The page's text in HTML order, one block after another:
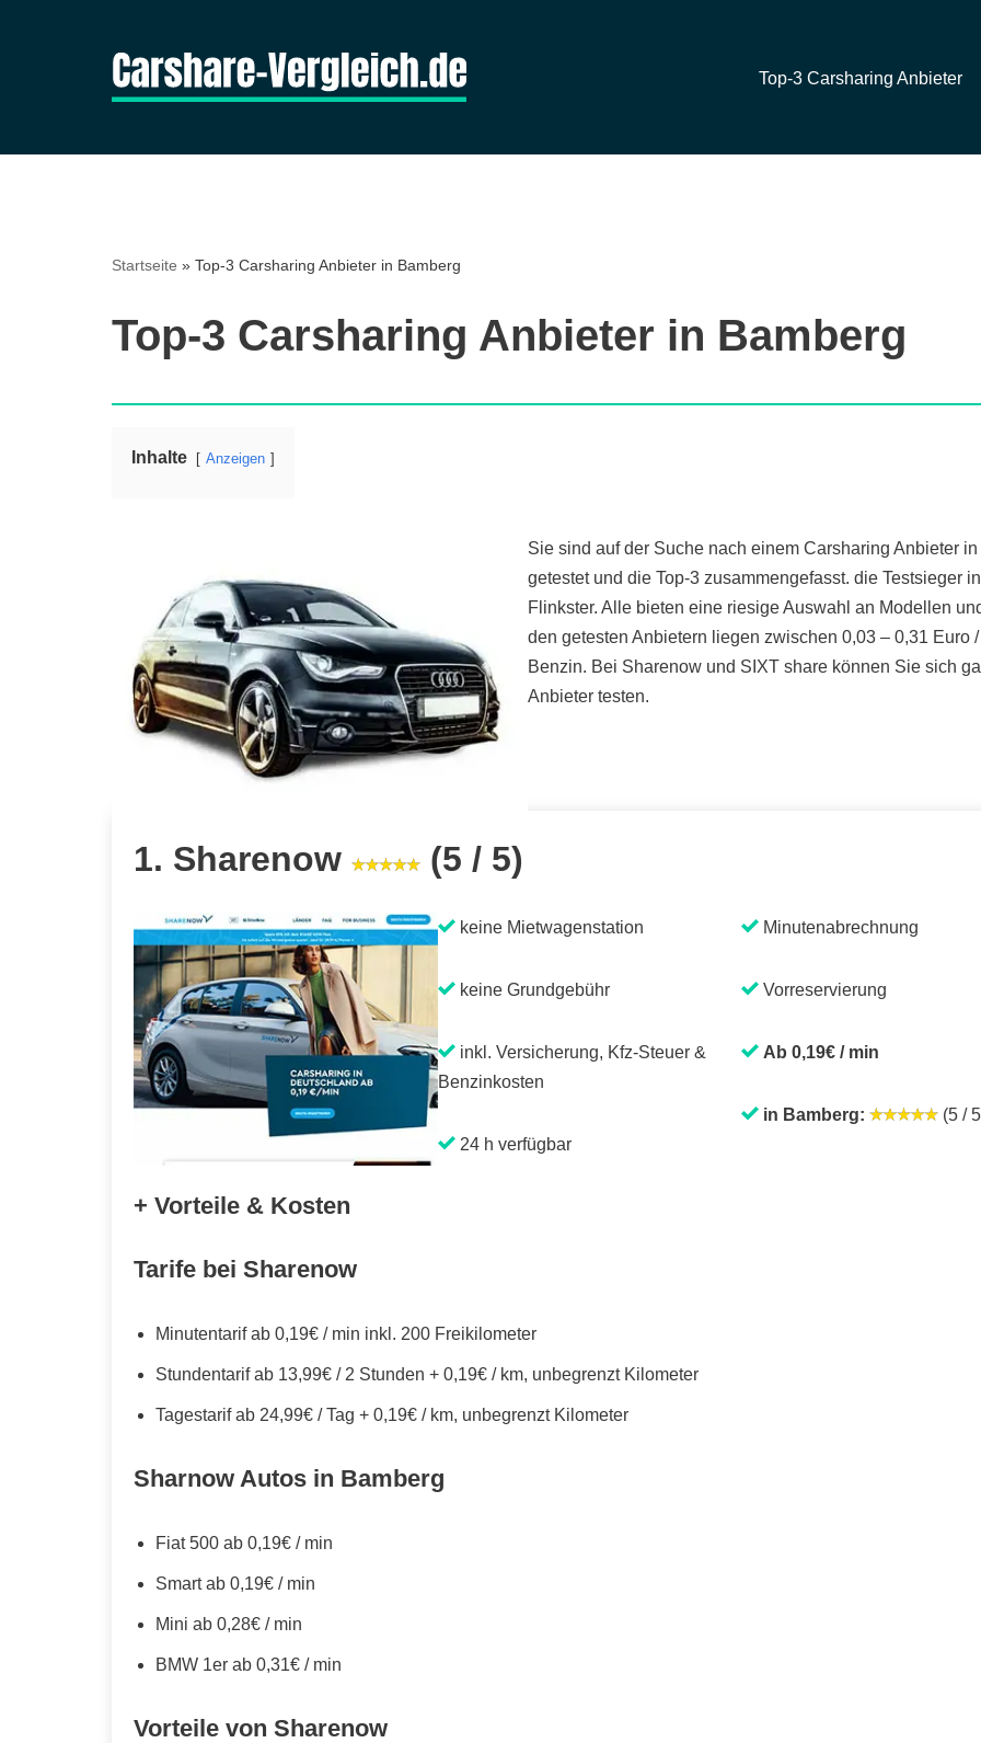
Top-3 Carsharing Anbieter
Startseite » Top-3 Carsharing Anbieter in Bamberg
Top-3 Carsharing Anbieter in Bamberg
Inhalte Anzeigen
Sie sind auf der Suche nach einem Carsharing Anbieter
getestet und die Top-3 zusammengefasst. die Testsieger
Flinkster. Alle bieten eine riesige Auswahl an Modellen
den getesten Anbietern liegen zwischen 0,03 – 0,31
Benzin. Bei Sharenow und SIXT share können Sie sich
Anbieter testen.
1. Sharenow (5 / 5)
keine Mietwagenstation
keine Grundgebühr
inkl. Versicherung, Kfz-Steuer &
Benzinkosten
24 h verfügbar
Minutenabrechnung
Vorreservierung
Ab 0,19€ / min
in Bamberg: (5 /
+ Vorteile & Kosten
Tarife bei Sharenow
Minutentarif ab 0,19€ / min inkl. 200 Freikilometer
Stundentarif ab 13,99€ / 2 Stunden + 0,19€ / km, unbegrenzt Kilometer
Tagestarif ab 24,99€ / Tag + 0,19€ / km, unbegrenzt Kilometer
Sharnow Autos in Bamberg
Fiat 500 ab 0,19€ / min
Smart ab 0,19€ / min
Mini ab 0,28€ / min
BMW 1er ab 0,31€ / min
Vorteile von Sharenow